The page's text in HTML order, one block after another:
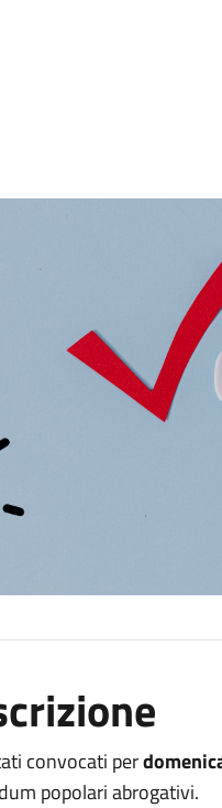
convocati per
popolari abrogativi.